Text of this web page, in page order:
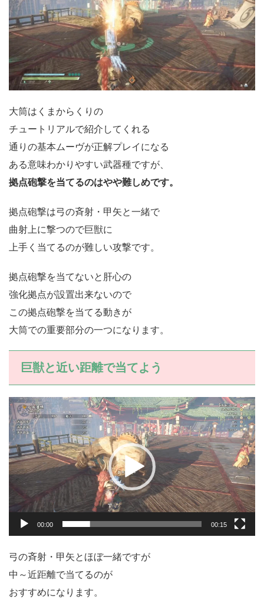
大筒はくまからくりの
チュートリアルで紹介してくれる
通りの基本ムーヴが正解プレイになる
ある意味わかりやすい武器種ですが、
拠点砲撃を当てるのはやや難しめです。
拠点砲撃は弓の斉射・甲矢と一緒で
曲射上に撃つので巨獣に
上手く当てるのが難しい攻撃です。
拠点砲撃を当てないと肝心の
強化拠点が設置出来ないので
この拠点砲撃を当てる動きが
大筒での重要部分の一つになります。
巨獣と近い距離で当てよう
動
画
プ
レ
ー
ヤ
ー
00:00 00:15
弓の斉射・甲矢とほぼ一緒ですが
中～近距離で当てるのが
おすすめになります。